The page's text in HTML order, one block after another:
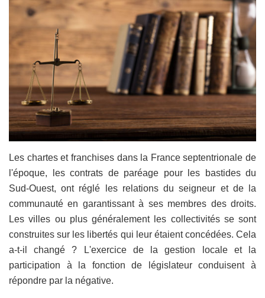
Les chartes et franchises dans la France septentrionale de
l'époque, les contrats de paréage pour les bastides du
Sud-Ouest, ont réglé les relations du seigneur et de la
communauté en garantissant à ses membres des droits.
Les villes ou plus généralement les collectivités se sont
construites sur les libertés qui leur étaient concédées. Cela
a-t-il changé ? L'exercice de la gestion locale et la
participation à la fonction de législateur conduisent à
répondre par la négative.